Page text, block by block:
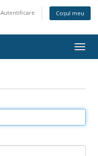
Autentificare Coșul meu